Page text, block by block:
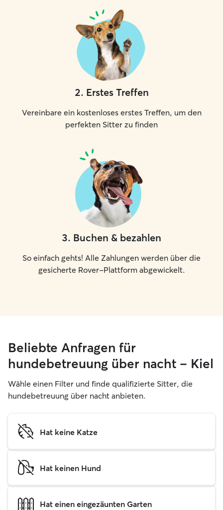
2. Erstes Treffen
Vereinbare ein kostenloses erstes Treffen, um den
perfekten Sitter zu finden
3. Buchen & bezahlen
So einfach gehts! Alle Zahlungen werden über die
gesicherte Rover-Plattform abgewickelt.
Beliebte Anfragen für
hundebetreuung über nacht – Kiel
Wähle einen Filter und finde qualifizierte Sitter, die
hundebetreuung über nacht anbieten.
Hat keine Katze
Hat keinen Hund
Hat einen eingezäunten Garten